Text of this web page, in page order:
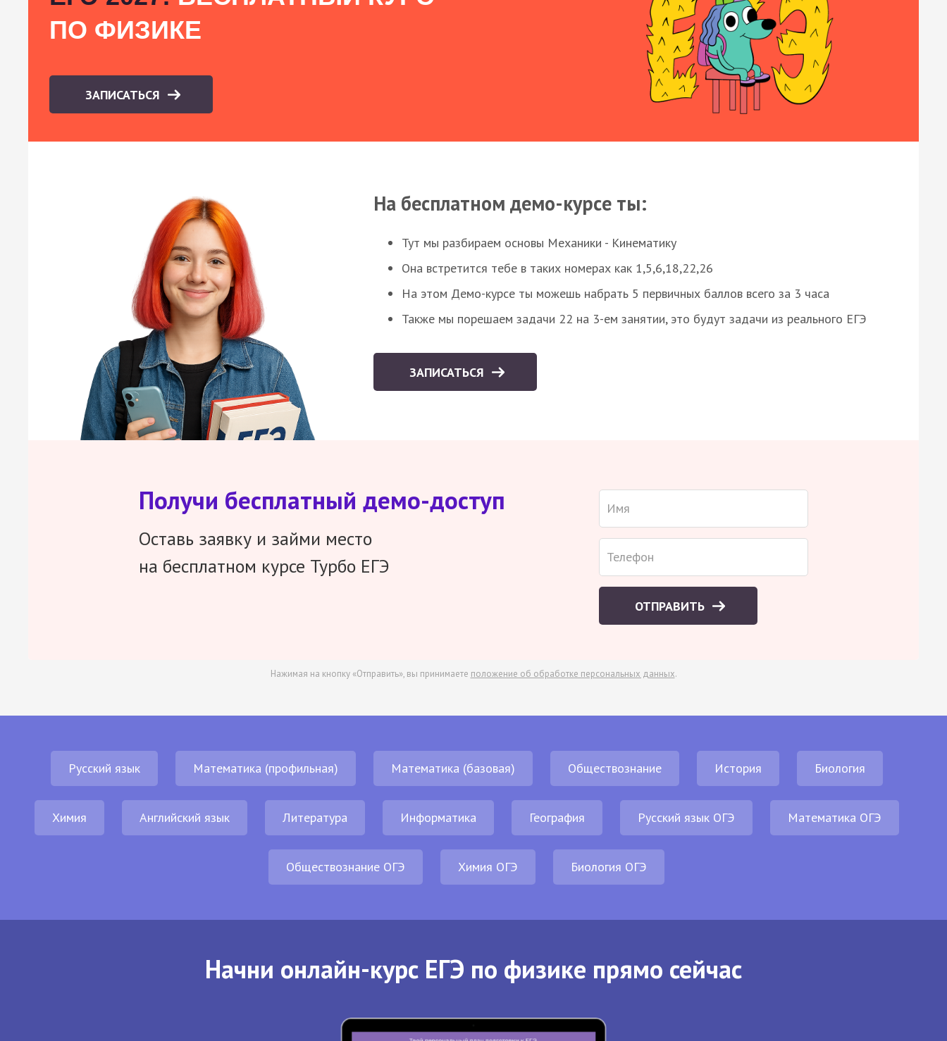
ПО ФИЗИКЕ
ЗАПИСАТЬСЯ
На бесплатном демо-курсе ты:
Тут мы разбираем основы Механики - Кинематику
Она встретится тебе в таких номерах как 1,5,6,18,22,26
На этом Демо-курсе ты можешь набрать 5 первичных баллов всего за 3 часа
Также мы порешаем задачи 22 на 3-ем занятии, это будут задачи из реального ЕГЭ
ЗАПИСАТЬСЯ
Получи бесплатный демо-доступ
Оставь заявку и займи место
на бесплатном курсе Турбо ЕГЭ
ОТПРАВИТЬ
Нажимая на кнопку «Отправить», вы принимаете положение об обработке персональных данных.
Русский язык Математика (профильная) Математика (базовая) Обществознание История Биология
Химия Английский язык Литература Информатика География Русский язык ОГЭ Математика ОГЭ
Обществознание ОГЭ Химия ОГЭ Биология ОГЭ
Начни онлайн-курс ЕГЭ по физике прямо сейчас